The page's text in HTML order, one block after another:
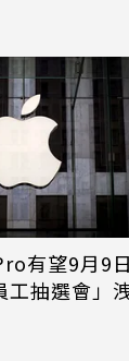
有望9月9
工抽選會」